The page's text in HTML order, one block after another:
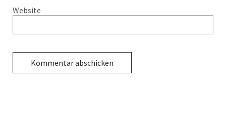
Website